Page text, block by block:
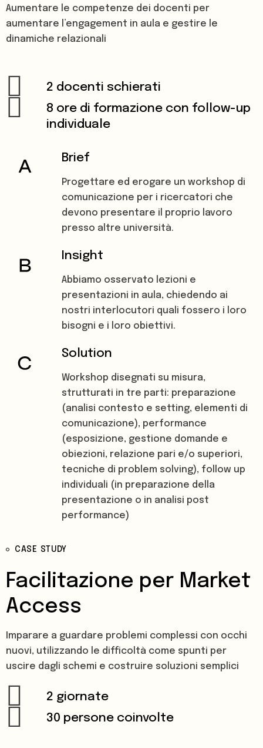
Aumentare le competenze dei docenti per
aumentare l’engagement in aula e gestire le
dinamiche relazionali
2 docenti schierati
8 ore di formazione con follow-up
individuale
Brief
Progettare ed erogare un workshop di
comunicazione per i ricercatori che
devono presentare il proprio lavoro
presso altre università.
Insight
Abbiamo osservato lezioni e
presentazioni in aula, chiedendo ai
nostri interlocutori quali fossero i loro
bisogni e i loro obiettivi.
Solution
Workshop disegnati su misura,
strutturati in tre parti: preparazione
(analisi contesto e setting, elementi di
comunicazione), performance
(esposizione, gestione domande e
obiezioni, relazione pari e/o superiori,
tecniche di problem solving), follow up
individuali (in preparazione della
presentazione o in analisi post
performance)
CASE STUDY
Facilitazione per Market
Access
Imparare a guardare problemi complessi con occhi
nuovi, utilizzando le difficoltà come spunti per
uscire dagli schemi e costruire soluzioni semplici
2 giornate
30 persone coinvolte